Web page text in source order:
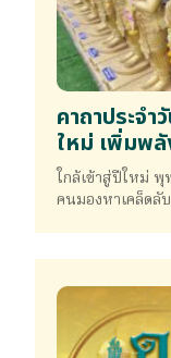
คาถาประจำ
ใหม่ เพิ่มพ
ใกล้เข้าสู่ปีใหม่
คนมองหาเคล็ดลั